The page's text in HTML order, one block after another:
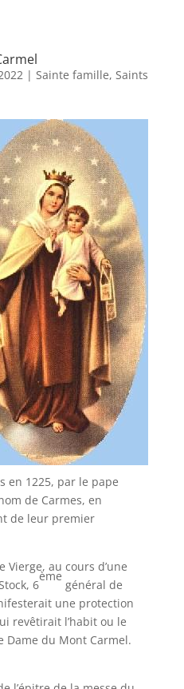
| Sainte famille, Saints
en 1225, par le pape
de Carmes, en
de leur premier
Vierge, au cours d’une
6
ème
général de
une protection
revêtirait l’habit ou le
Dame du Mont Carmel.